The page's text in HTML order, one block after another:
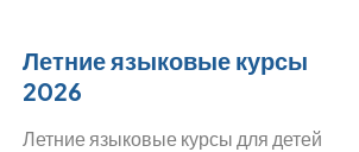
Летние языковые курсы
2026
Летние языковые курсы для детей